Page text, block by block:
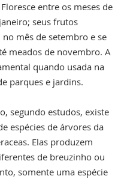
entre os meses de
seus frutos
mês de setembro e se
meados de novembro. A
quando usada na
parques e jardins.
segundo estudos, existe
espécies de árvores da
Elas produzem
de breuzinho ou
somente uma espécie